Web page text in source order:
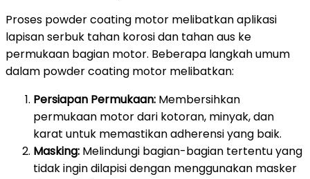
Proses powder coating motor melibatkan aplikasi
lapisan serbuk tahan korosi dan tahan aus ke
permukaan bagian motor. Beberapa langkah umum
dalam powder coating motor melibatkan:
Persiapan Permukaan: Membersihkan
permukaan motor dari kotoran, minyak, dan
karat untuk memastikan adherensi yang baik.
Masking: Melindungi bagian-bagian tertentu yang
tidak ingin dilapisi dengan menggunakan masker